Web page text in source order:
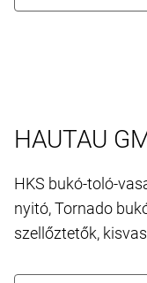
HAUTAU
HKS bukó-toló-
nyitó, Tornado
szellőztetők,